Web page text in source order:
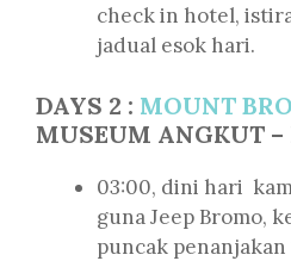
check in hotel,
jadual esok hari.
DAYS 2 : MOUNT
MUSEUM ANGKUT –
03:00, dini hari
guna Jeep Bromo,
puncak